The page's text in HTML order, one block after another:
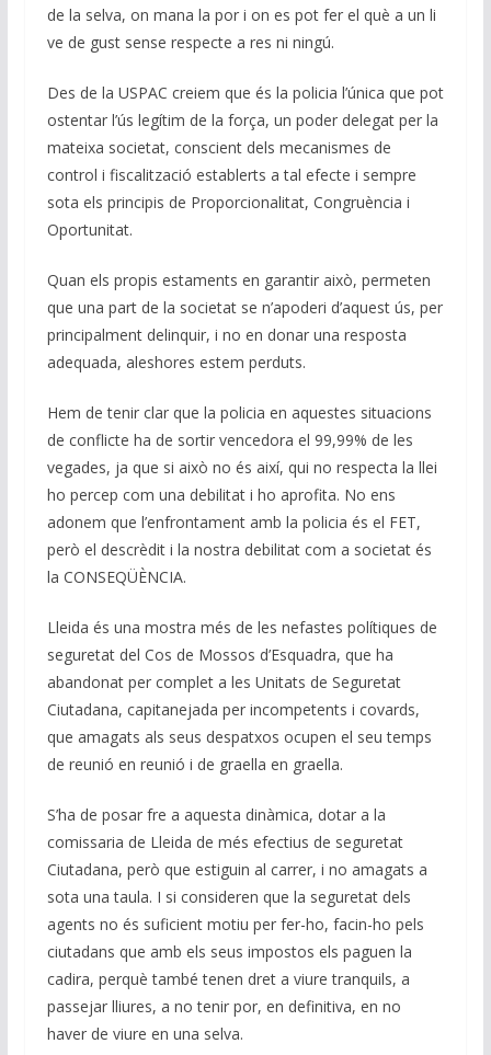
de la selva, on mana la por i on es pot fer el què a un li
ve de gust sense respecte a res ni ningú.
Des de la USPAC creiem que és la policia l’única que pot
ostentar l’ús legítim de la força, un poder delegat per la
mateixa societat, conscient dels mecanismes de
control i fiscalització establerts a tal efecte i sempre
sota els principis de Proporcionalitat, Congruència i
Oportunitat.
Quan els propis estaments en garantir això, permeten
que una part de la societat se n’apoderi d’aquest ús, per
principalment delinquir, i no en donar una resposta
adequada, aleshores estem perduts.
Hem de tenir clar que la policia en aquestes situacions
de conflicte ha de sortir vencedora el 99,99% de les
vegades, ja que si això no és així, qui no respecta la llei
ho percep com una debilitat i ho aprofita. No ens
adonem que l’enfrontament amb la policia és el FET,
però el descrèdit i la nostra debilitat com a societat és
la CONSEQÜÈNCIA.
Lleida és una mostra més de les nefastes polítiques de
seguretat del Cos de Mossos d’Esquadra, que ha
abandonat per complet a les Unitats de Seguretat
Ciutadana, capitanejada per incompetents i covards,
que amagats als seus despatxos ocupen el seu temps
de reunió en reunió i de graella en graella.
S’ha de posar fre a aquesta dinàmica, dotar a la
comissaria de Lleida de més efectius de seguretat
Ciutadana, però que estiguin al carrer, i no amagats a
sota una taula. I si consideren que la seguretat dels
agents no és suficient motiu per fer-ho, facin-ho pels
ciutadans que amb els seus impostos els paguen la
cadira, perquè també tenen dret a viure tranquils, a
passejar lliures, a no tenir por, en definitiva, en no
haver de viure en una selva.